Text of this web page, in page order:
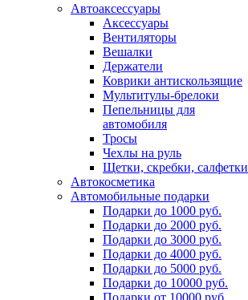
Автоаксессуары
Аксессуары
Вентиляторы
Вешалки
Держатели
Коврики антискользящие
Мультитулы-брелоки
Пепельницы для
автомобиля
Тросы
Чехлы на руль
Щетки, скребки, салфетки
Автокосметика
Автомобильные подарки
Подарки до 1000 руб.
Подарки до 2000 руб.
Подарки до 3000 руб.
Подарки до 4000 руб.
Подарки до 5000 руб.
Подарки до 10000 руб.
Подарки от 10000 руб.